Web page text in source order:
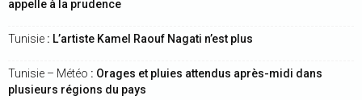
appelle à la prudence
Tunisie : L’artiste Kamel Raouf Nagati n’est plus
Tunisie – Météo : Orages et pluies attendus après-midi dans
plusieurs régions du pays